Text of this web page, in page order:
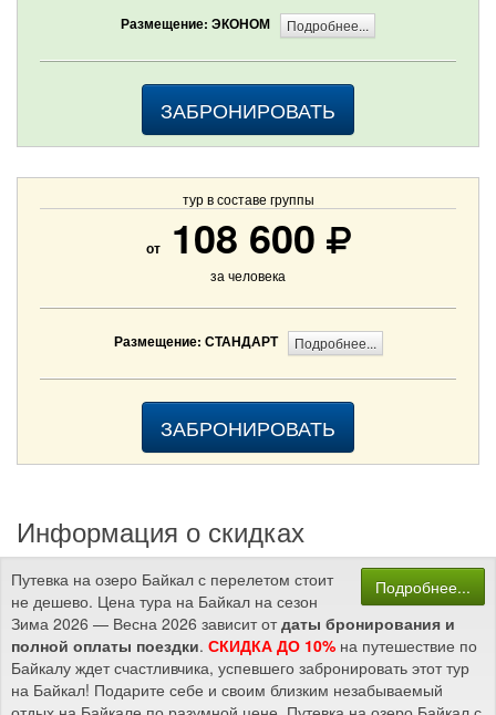
Размещение: ЭКОНОМ Подробнее...
ЗАБРОНИРОВАТЬ
тур в составе группы
от108 600
за человека
Размещение: СТАНДАРТ Подробнее...
ЗАБРОНИРОВАТЬ
Информация о скидках
Подробнее...
Путевка на озеро Байкал с перелетом стоит
не дешево. Цена тура на Байкал на сезон
Зима 2026 — Весна 2026 зависит отдаты бронирования и
полной оплаты поездки. СКИДКА ДО 10% на путешествие по
Байкалу ждет счастливчика, успевшего забронировать этот тур
на Байкал! Подарите себе и своим близким незабываемый